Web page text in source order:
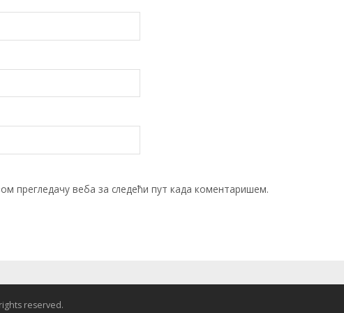
прегледачу веба за следећи пут када коментаришем.
reserved.